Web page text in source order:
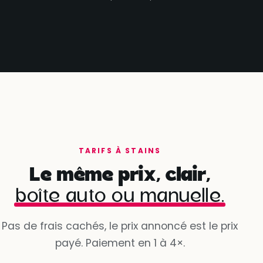
TARIFS À STAINS
Le même prix, clair,
boîte auto ou manuelle.
Pas de frais cachés, le prix annoncé est le prix
payé. Paiement en 1 à 4×.